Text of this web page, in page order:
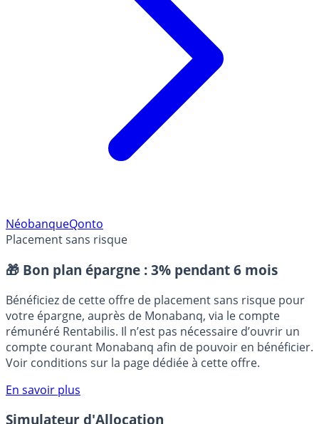
NéobanqueQonto
Placement sans risque
🎁 Bon plan épargne : 3% pendant 6 mois
Bénéficiez de cette offre de placement sans risque pour
votre épargne, auprès de Monabanq, via le compte
rémunéré Rentabilis. Il n’est pas nécessaire d’ouvrir un
compte courant Monabanq afin de pouvoir en bénéficier.
Voir conditions sur la page dédiée à cette offre.
En savoir plus